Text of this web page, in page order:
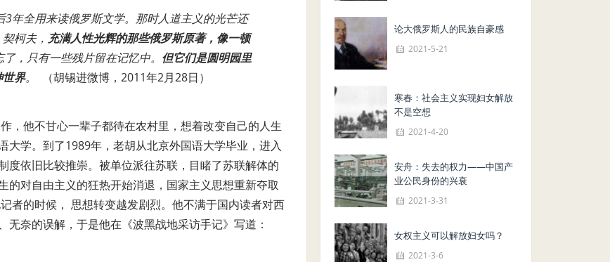
3年全用来读俄罗斯文学。那时人道主义的光芒还
柯夫， 充满人性光辉的那些俄罗斯原著，像一顿
，只有一些残片留在记忆中。 但它们是圆明园里
界。 （胡锡进微博， 2011年2月28日）
，他不甘心一辈子都待在农村里，想着改变自己的人生
大学。到了1989年，老胡从北京外国语大学毕业，进入
度依旧比较推崇。被单位派往苏联，目睹了苏联解体的
对自由主义的狂热开始消退，国家主义思想重新夺取
者的时候， 思想转变越发剧烈。他不满于国内读者对西
奈的误解，于是他在《波黑战地采访手记》写道：
论大俄罗斯人的民族自豪感
2021-5-21
寒春：社会主义实现妇女解放
不是空想
2021-4-20
安舟：失去的权力——中国产
业公民身份的兴衰
2021-3-31
女权主义可以解放妇女吗？
2021-3-6